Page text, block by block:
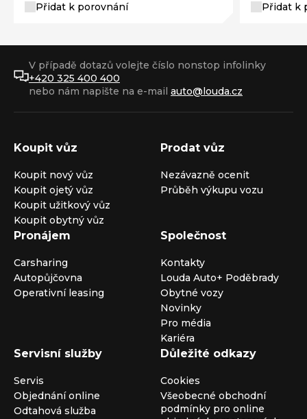
Přidat k porovnání Přidat k
V případě dotazů volejte číslo nonstop infolinky
+420 325 400 400
nebo nám napište na e-mail auto@louda.cz
Koupit vůz
Koupit nový vůz
Koupit ojetý vůz
Koupit užitkový vůz
Koupit obytný vůz
Prodat vůz
Nezávazně ocenit
Průběh výkupu vozu
Pronájem
Carsharing
Autopůjčovna
Operativní leasing
Společnost
Kontakty
Louda Auto+ Poděbrady
Obytné vozy
Novinky
Pro média
Kariéra
Servisní služby
Servis
Objednání online
Odtahová služba
Důležité odkazy
Cookies
Všeobecné obchodní
podmínky pro online